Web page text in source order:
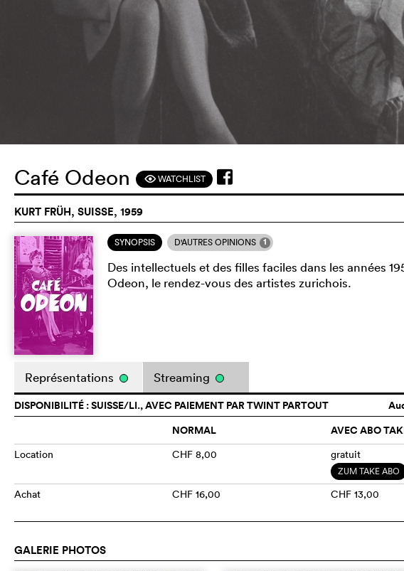
Café Odeon FWATCHLIST
KURT FRÜH, SUISSE, 1959
SYNOPSIS D'AUTRES OPINIONS 1
Des intellectuels et des filles faciles dans les années
Odeon, le rendez-vous des artistes zurichois.
Représentations Streaming
DISPONIBILITÉ : SUISSE/LI., AVEC PAIEMENT PAR TWINT PARTOUT
NORMAL
AVEC ABO
Location CHF 8,00 gratuit
ZUM TAKE ABO
Achat CHF 16,00 CHF 13,00
GALERIE PHOTOS